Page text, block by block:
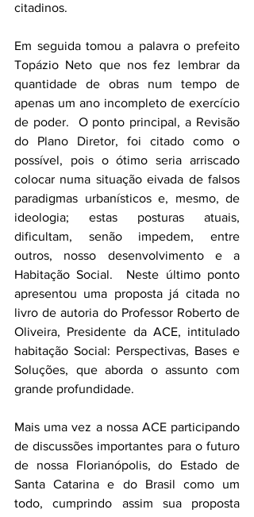
citadinos.
Em seguida tomou a palavra o prefeito
Topázio Neto que nos fez lembrar da
quantidade de obras num tempo de
apenas um ano incompleto de exercício
de poder.  O ponto principal, a Revisão
do Plano Diretor, foi citado como o
possível, pois o ótimo seria arriscado
colocar numa situação eivada de falsos
paradigmas urbanísticos e, mesmo, de
ideologia; estas posturas atuais,
dificultam, senão impedem, entre
outros, nosso desenvolvimento e a
Habitação Social.  Neste último ponto
apresentou uma proposta já citada no
livro de autoria do Professor Roberto de
Oliveira, Presidente da ACE, intitulado
habitação Social: Perspectivas, Bases e
Soluções, que aborda o assunto com
grande profundidade.
Mais uma vez a nossa ACE participando
de discussões importantes para o futuro
de nossa Florianópolis, do Estado de
Santa Catarina e do Brasil como um
todo, cumprindo assim sua proposta